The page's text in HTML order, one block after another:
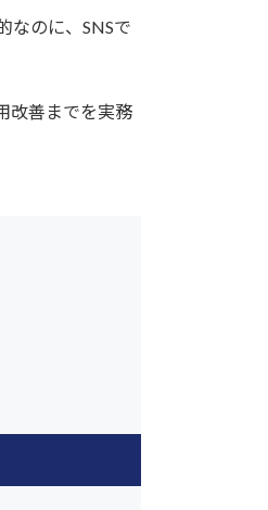
なのに、SNSで
改善までを実務